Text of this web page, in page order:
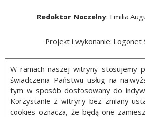
Redaktor Naczelny: Emilia
Projekt i wykonanie: Logonet
W ramach naszej witryny stosujemy
świadczenia Państwu usług na
tym w sposób dostosowany do
Korzystanie z witryny bez zmiany
cookies oznacza, że będą one